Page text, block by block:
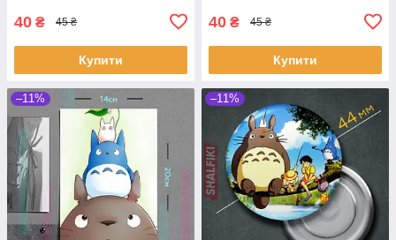
40 ₴ 45 ₴
Купити
40 ₴ 45 ₴
Купити
–11% –11%